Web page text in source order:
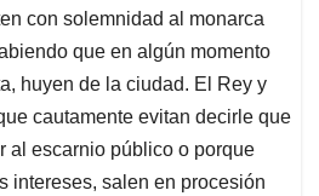
con solemnidad al monarca
que en algún momento
huyen de la ciudad. El Rey y
cautamente evitan decirle que
al escarnio público o porque
intereses, salen en procesión